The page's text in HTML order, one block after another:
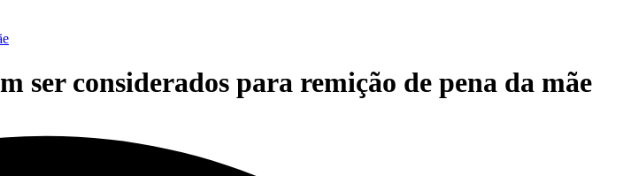
ser considerados para remição de pena da mãe